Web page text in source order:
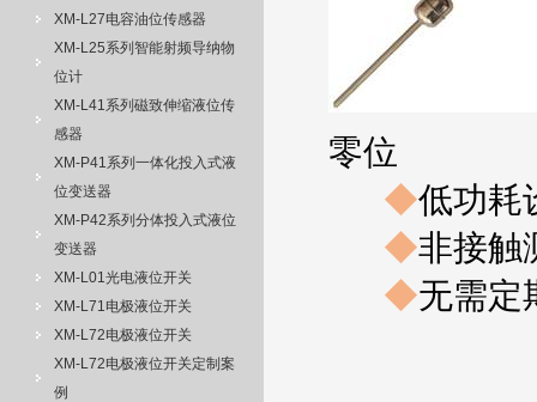
XM-L27电容油位传感器
XM-L25系列智能射频导纳物
位计
XM-L41系列磁致伸缩液位传
感器
XM-P41系列一体化投入式液
位变送器
XM-P42系列分体投入式液位
变送器
XM-L01光电液位开关
XM-L71电极液位开关
XM-L72电极液位开关
XM-L72电极液位开关定制案
例
零位
◆低功耗
◆非接触
◆无需定